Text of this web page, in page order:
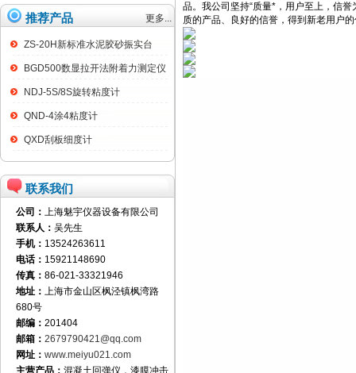
推荐产品 更多...
ZS-20H新标准水泥胶砂振实台
BGD500数显拉开法附着力测定仪
NDJ-5S/8S旋转粘度计
QND-4涂4粘度计
QXD刮板细度计
联系我们
公司： 上海魅宇仪器设备有限公司
联系人： 吴先生
手机： 13524263611
电话： 15921148690
传真： 86-021-33321946
地址： 上海市金山区枫泾镇枫湾路
680号
邮编： 201404
邮箱： 2679790421@qq.com
网址： www.meiyu021.com
主营产品： 混凝土回弹仪，漆膜冲击
品。我公司坚持“质量*，用户至上，信
质的产品、良好的信誉，得到新老用户